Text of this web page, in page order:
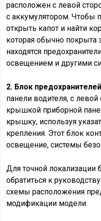
расположен с левой
с аккумулятором. Чтобы
открыть капот и найти
которая обычно
находятся
освещением и другими
2. Блок
панели водителя, с
крышкой приборной
крышку, используя
крепления. Этот блок
освещение, системы
Для точной
обратиться к
схемы расположения
модификации модели.